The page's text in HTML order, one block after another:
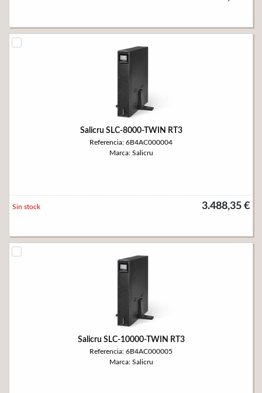
Salicru SLC-8000-TWIN RT3
Referencia: 6B4AC000004
Marca: Salicru
3.488,35 €
Sin stock
Salicru SLC-10000-TWIN RT3
Referencia: 6B4AC000005
Marca: Salicru